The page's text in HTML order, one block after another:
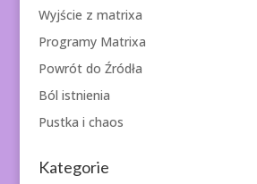
Wyjście z matrixa
Programy Matrixa
Powrót do Źródła
Ból istnienia
Pustka i chaos
Kategorie